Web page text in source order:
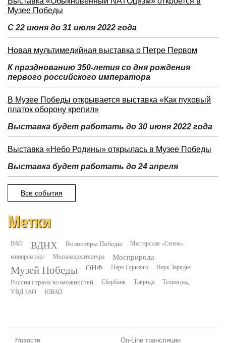
Музее Победы
С 22 июня до 31 июля 2022 года
Новая мультимедийная выставка о Петре Первом
К празднованию 350-летия со дня рождения
первого российского императора
В Музее Победы открывается выставка «Как пуховый
платок оборону крепил»
Выставка будет работать до 30 июня 2022 года
Выставка «Небо Родины» открылась в Музее Победы
Выставка будет работать до 24 апреля
Все события
Метки
ВАО ВДНХ Волонтёры Победы
Мастерская «Сенеж»
минпромторг
Москомархитектура Мосприрода
Музей Победы ОНФ Парк Горького Парк Зарядье
Россия страна возможностей Сбербанк Таврида
Техноград
УВД ЗАО
ЮВАО
Новости On-Line трансляции